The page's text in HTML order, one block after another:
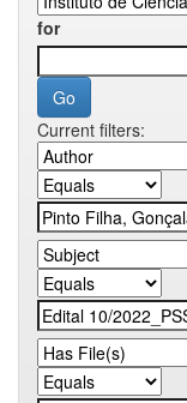
for
Current filters: